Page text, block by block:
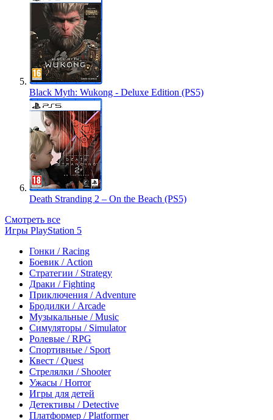
Black Myth: Wukong - Deluxe Edition (PS5)
Death Stranding 2 – On the Beach (PS5)
Смотреть все
Игры PlayStation 5
Гонки / Racing
Боевик / Action
Стратегии / Strategy
Драки / Fighting
Приключения / Adventure
Бродилки / Arcade
Музыкальные / Music
Симуляторы / Simulator
Ролевые / RPG
Спортивные / Sport
Квест / Quest
Стрелялки / Shooter
Ужасы / Horror
Игры для детей
Детективы / Detective
Платформер / Platformer